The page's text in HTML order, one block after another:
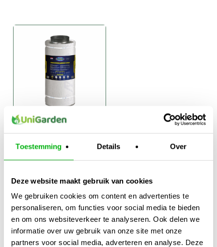
Toestemming Details Over
Deze website maakt gebruik van cookies
We gebruiken cookies om content en advertenties te
personaliseren, om functies voor social media te bieden
en om ons websiteverkeer te analyseren. Ook delen we
informatie over uw gebruik van onze site met onze
partners voor social media, adverteren en analyse. Deze
Can Original
Koolstofilter
€128,00-
€128,00
tot
€295,00